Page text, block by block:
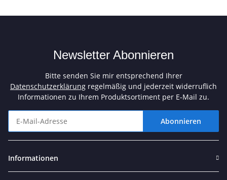
Newsletter Abonnieren
Bitte senden Sie mir entsprechend Ihrer
Datenschutzerklärung regelmäßig und jederzeit widerruflich
Informationen zu Ihrem Produktsortiment per E-Mail zu.
Abonnieren
Informationen